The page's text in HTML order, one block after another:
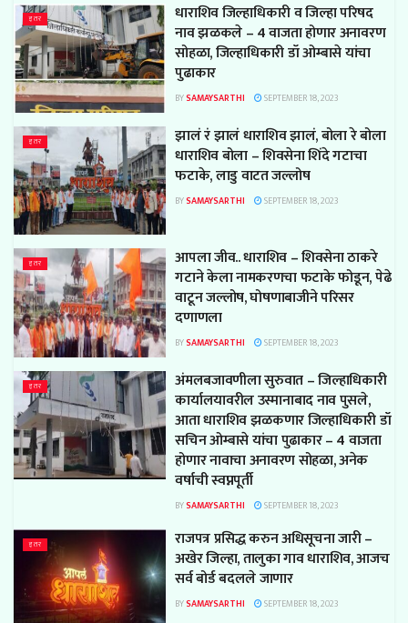
इतर
धाराशिव जिल्हाधिकारी व जिल्हा परिषद
नाव झळकले – 4 वाजता होणार अनावरण
सोहळा, जिल्हाधिकारी डॉ ओम्बासे यांचा
पुढाकार
BYSAMAYSARTHI SEPTEMBER 18, 2023
इतर
झालं रं झालं धाराशिव झालं, बोला रे बोला
धाराशिव बोला – शिवसेना शिंदे गटाचा
फटाके, लाडु वाटत जल्लोष
BYSAMAYSARTHI SEPTEMBER 18, 2023
इतर
आपला जीव.. धाराशिव – शिवसेना ठाकरे
गटाने केला नामकरणचा फटाके फोडून, पेढे
वाटून जल्लोष, घोषणाबाजीने परिसर
दणाणला
BYSAMAYSARTHI SEPTEMBER 18, 2023
इतर
अंमलबजावणीला सुरुवात – जिल्हाधिकारी
कार्यालयावरील उस्मानाबाद नाव पुसले,
आता धाराशिव झळकणार जिल्हाधिकारी डॉ
सचिन ओम्बासे यांचा पुढाकार – 4 वाजता
होणार नावाचा अनावरण सोहळा, अनेक
वर्षाची स्वप्नपूर्ती
BYSAMAYSARTHI SEPTEMBER 18, 2023
इतर
राजपत्र प्रसिद्ध करुन अधिसूचना जारी –
अखेर जिल्हा, तालुका गाव धाराशिव, आजच
सर्व बोर्ड बदलले जाणार
BYSAMAYSARTHI SEPTEMBER 18, 2023